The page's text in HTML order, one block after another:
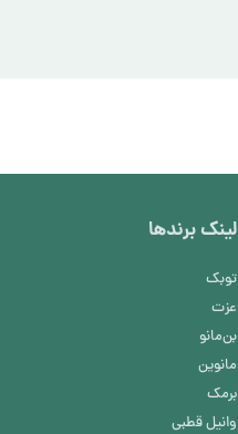
لینک برند‌ها
توبک
عزت
بن‌مانو
مانوین
برمک
وانیل قطبی